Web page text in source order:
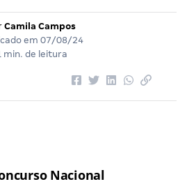
Camila Campos
em 07/08/24
min. de leitura
Nacional